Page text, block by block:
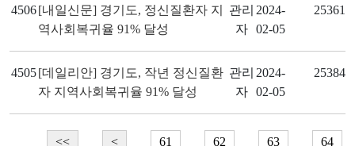
4506[내일신문] 경기도, 정신질환자 지
역사회복귀율 91% 달성
관리
자
2024-
02-05
25361
4505[데일리안] 경기도, 작년 정신질환
자 지역사회복귀율 91% 달성
관리
자
2024-
02-05
25384
<< < 61 62 63 64